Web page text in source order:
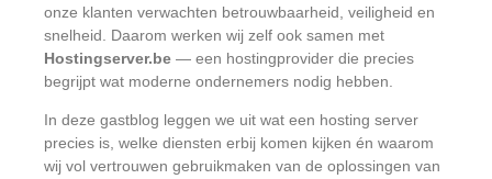
onze klanten verwachten betrouwbaarheid, veiligheid en
snelheid. Daarom werken wij zelf ook samen met
Hostingserver.be — een hostingprovider die precies
begrijpt wat moderne ondernemers nodig hebben.
In deze gastblog leggen we uit wat een hosting server
precies is, welke diensten erbij komen kijken én waarom
wij vol vertrouwen gebruikmaken van de oplossingen van